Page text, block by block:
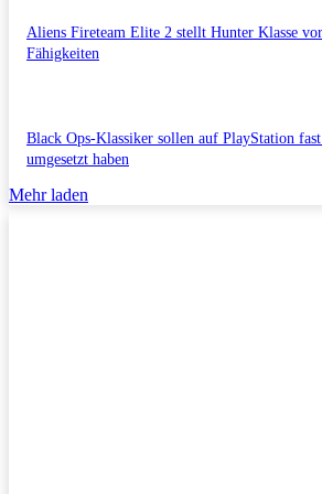
Aliens Fireteam Elite 2 stellt Hunter Klasse
Fähigkeiten
Black Ops-Klassiker sollen auf PlayStation
umgesetzt haben
Mehr laden